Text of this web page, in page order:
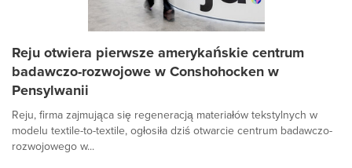
Reju otwiera pierwsze amerykańskie centrum
badawczo-rozwojowe w Conshohocken w
Pensylwanii
Reju, firma zajmująca się regeneracją materiałów tekstylnych w
modelu textile-to-textile, ogłosiła dziś otwarcie centrum badawczo-
rozwojowego w...